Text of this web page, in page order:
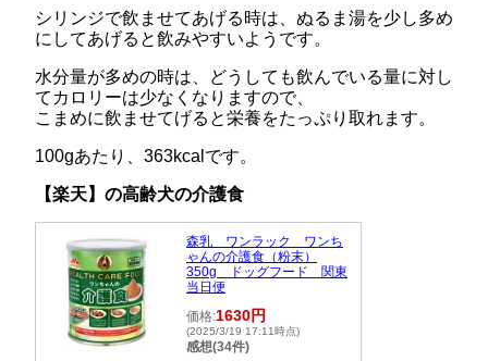
シリンジで飲ませてあげる時は、ぬるま湯を少し多め
にしてあげると飲みやすいようです。
水分量が多めの時は、どうしても飲んでいる量に対し
てカロリーは少なくなりますので、
こまめに飲ませてげると栄養をたっぷり取れます。
100gあたり、363kcalです。
【楽天】の高齢犬の介護食
森乳 ワンラック ワンち
ゃんの介護食（粉末）
350g ドッグフード 関東
当日便
価格:1630円
(2025/3/19 17:11時点)
感想(34件)